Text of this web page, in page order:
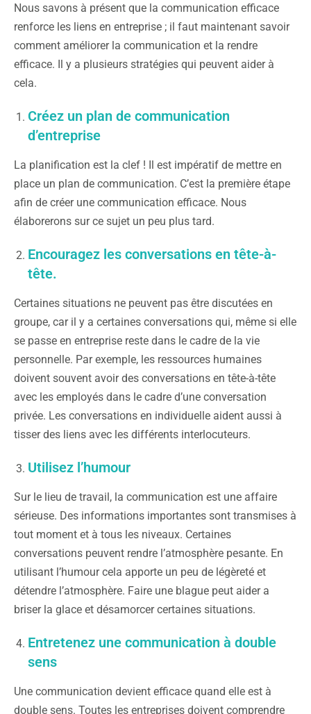
Nous savons à présent que la communication efficace
renforce les liens en entreprise ; il faut maintenant savoir
comment améliorer la communication et la rendre
efficace. Il y a plusieurs stratégies qui peuvent aider à
cela.
Créez un plan de communication
d’entreprise
La planification est la clef ! Il est impératif de mettre en
place un plan de communication. C’est la première étape
afin de créer une communication efficace. Nous
élaborerons sur ce sujet un peu plus tard.
Encouragez les conversations en tête-à-
tête.
Certaines situations ne peuvent pas être discutées en
groupe, car il y a certaines conversations qui, même si elle
se passe en entreprise reste dans le cadre de la vie
personnelle. Par exemple, les ressources humaines
doivent souvent avoir des conversations en tête-à-tête
avec les employés dans le cadre d’une conversation
privée. Les conversations en individuelle aident aussi à
tisser des liens avec les différents interlocuteurs.
Utilisez l’humour
Sur le lieu de travail, la communication est une affaire
sérieuse. Des informations importantes sont transmises à
tout moment et à tous les niveaux. Certaines
conversations peuvent rendre l’atmosphère pesante. En
utilisant l’humour cela apporte un peu de légèreté et
détendre l’atmosphère. Faire une blague peut aider a
briser la glace et désamorcer certaines situations.
Entretenez une communication à double
sens
Une communication devient efficace quand elle est à
double sens. Toutes les entreprises doivent comprendre